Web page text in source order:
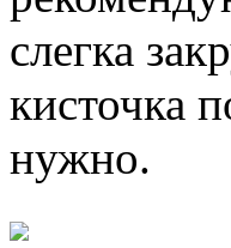
слегка
кисточка
нужно.